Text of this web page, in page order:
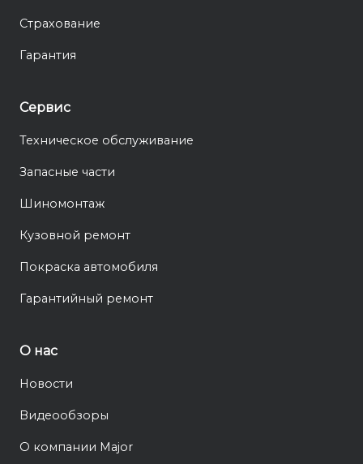
Страхование
Гарантия
Сервис
Техническое обслуживание
Запасные части
Шиномонтаж
Кузовной ремонт
Покраска автомобиля
Гарантийный ремонт
О нас
Новости
Видеообзоры
О компании Major